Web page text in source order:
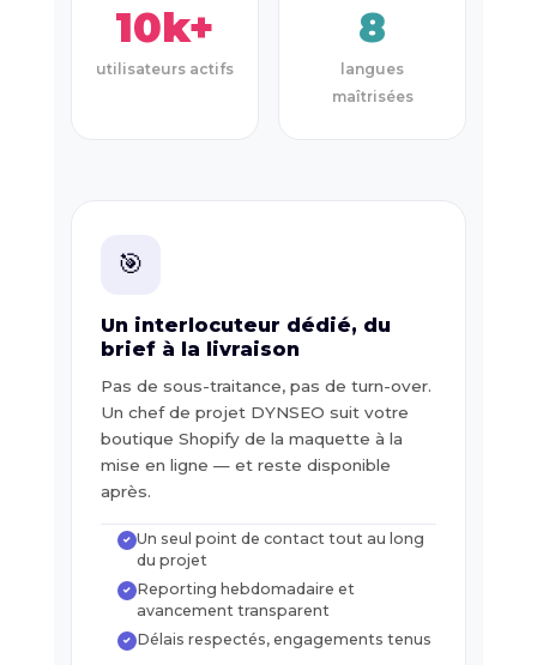
10k+
utilisateurs actifs
8
langues
maîtrisées
🎯
Un interlocuteur dédié, du
brief à la livraison
Pas de sous-traitance, pas de turn-over.
Un chef de projet DYNSEO suit votre
boutique Shopify de la maquette à la
mise en ligne — et reste disponible
après.
✓ Un seul point de contact tout au long
du projet
✓ Reporting hebdomadaire et
avancement transparent
✓ Délais respectés, engagements tenus